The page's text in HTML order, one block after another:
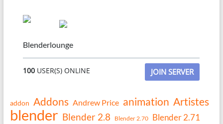
Blenderlounge
100 USER(S) ONLINE JOIN SERVER
addon Addons Andrew Price animation Artistes
blender Blender 2.8 Blender 2.70
Blender 2.71